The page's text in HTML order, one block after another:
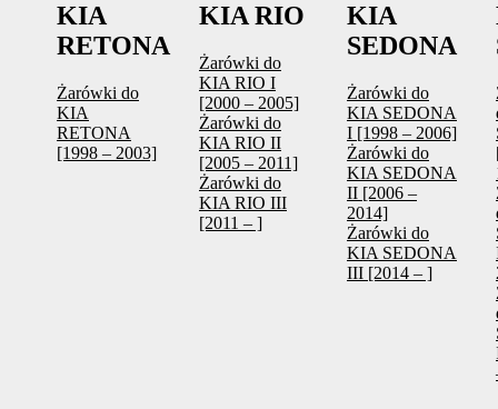
KIA
RETONA
Żarówki do
KIA
RETONA
[1998 – 2003]
KIA RIO
Żarówki do
KIA RIO I
[2000 – 2005]
Żarówki do
KIA RIO II
[2005 – 2011]
Żarówki do
KIA RIO III
[2011 – ]
KIA
SEDONA
Żarówki do
KIA SEDONA
I [1998 – 2006]
Żarówki do
KIA SEDONA
II [2006 –
2014]
Żarówki do
KIA SEDONA
III [2014 – ]